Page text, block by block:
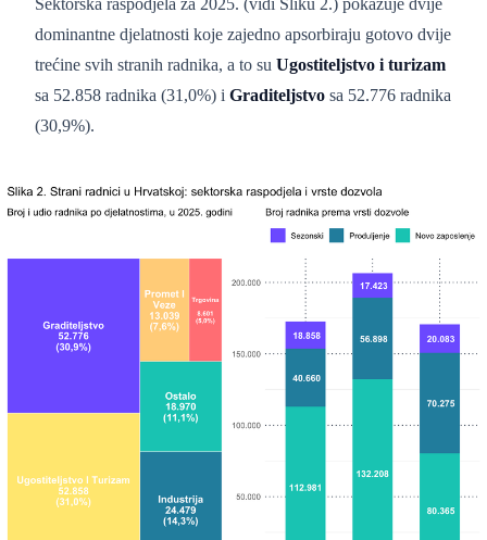
Sektorska raspodjela za 2025. (vidi Sliku 2.) pokazuje dvije
dominantne djelatnosti koje zajedno apsorbiraju gotovo dvije
trećine svih stranih radnika, a to su Ugostiteljstvo i turizam
sa 52.858 radnika (31,0%) i Graditeljstvo sa 52.776 radnika
(30,9%).